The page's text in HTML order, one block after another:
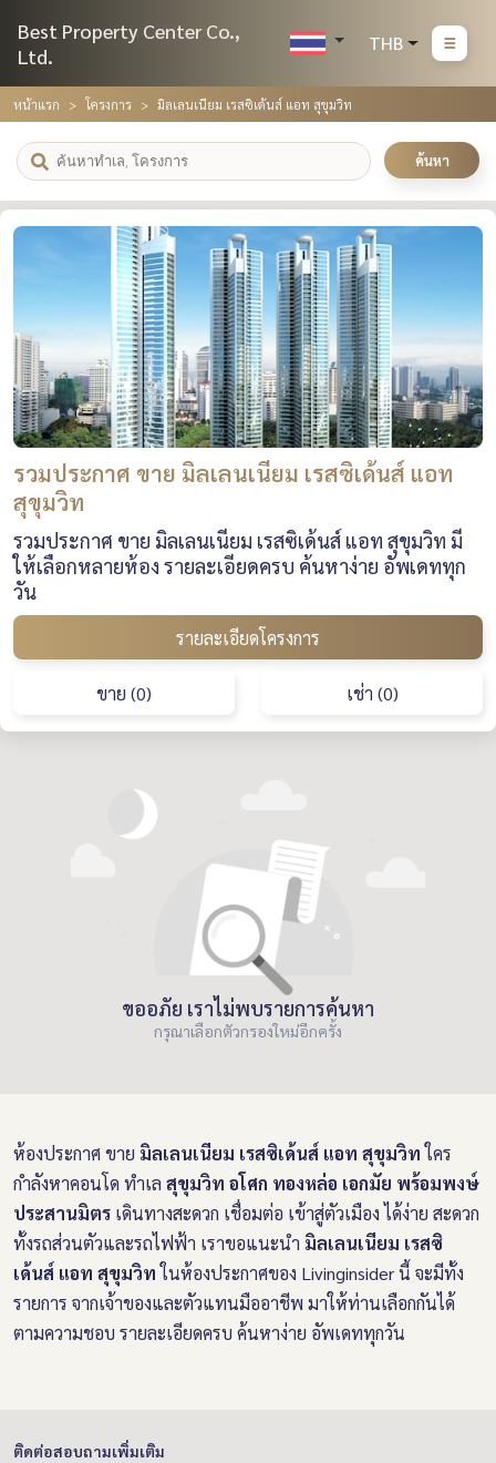
Best Property Center Co.,
Ltd.
THB
หน้าแรก โครงการ มิลเลนเนียม เรสซิเด้นส์ แอท สุขุมวิท
ค้นหา
รวมประกาศ ขาย มิลเลนเนียม เรสซิเด้นส์ แอท
สุขุมวิท
รวมประกาศ ขาย มิลเลนเนียม เรสซิเด้นส์ แอท สุขุมวิท มี
ให้เลือกหลายห้อง รายละเอียดครบ ค้นหาง่าย อัพเดททุก
วัน
รายละเอียดโครงการ
ขาย (0) เช่า (0)
ขออภัย เราไม่พบรายการค้นหา
กรุณาเลือกตัวกรองใหม่อีกครั้ง
ห้องประกาศ ขาย มิลเลนเนียม เรสซิเด้นส์ แอท สุขุมวิทใคร
กำลังหาคอนโด ทำเล สุขุมวิท อโศก ทองหล่อ เอกมัย พร้อมพงษ์
ประสานมิตร เดินทางสะดวก เชื่อมต่อ เข้าสู่ตัวเมือง ได้ง่าย สะดวก
ทั้งรถส่วนตัวและรถไฟฟ้า เราขอแนะนำ มิลเลนเนียม เรสซิ
เด้นส์ แอท สุขุมวิทในห้องประกาศของ Livinginsider นี้ จะมีทั้ง
รายการ จากเจ้าของและตัวแทนมืออาชีพ มาให้ท่านเลือกกันได้
ตามความชอบ รายละเอียดครบ ค้นหาง่าย อัพเดททุกวัน
ติดต่อสอบถามเพิ่มเติม